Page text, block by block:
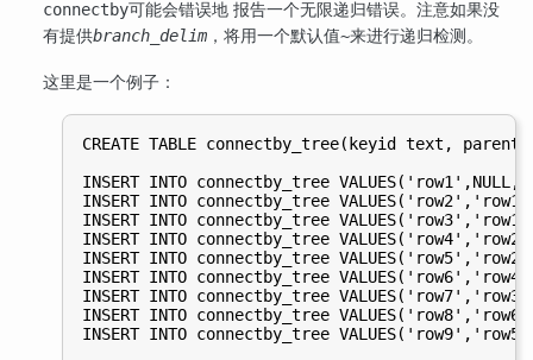
connectby可能会错误地 报告一个无限递归错误。注意如果没
有提供branch_delim ，将用一个默认值~来进行递归检测。
这里是一个例子：
CREATE TABLE connectby_tree(keyid text,
INSERT INTO connectby_tree
INSERT INTO connectby_tree
INSERT INTO connectby_tree
INSERT INTO connectby_tree
INSERT INTO connectby_tree
INSERT INTO connectby_tree
INSERT INTO connectby_tree
INSERT INTO connectby_tree
INSERT INTO connectby_tree